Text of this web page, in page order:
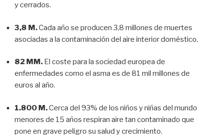
y cerrados.
3,8 M.Cada año se producen 3,8 millones de muertes
asociadas a la contaminación del aire interior doméstico.
82 MM. El coste para la sociedad europea de
enfermedades como el asma es de 81 mil millones de
euros al año.
1.800 M.Cerca del 93% de los niños y niñas del mundo
menores de 15 años respiran aire tan contaminado que
pone en grave peligro su salud y crecimiento.